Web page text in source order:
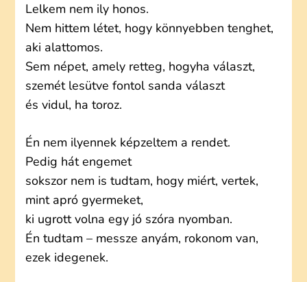
Lelkem nem ily honos.
Nem hittem létet, hogy könnyebben tenghet,
aki alattomos.
Sem népet, amely retteg, hogyha választ,
szemét lesütve fontol sanda választ
és vidul, ha toroz.
Én nem ilyennek képzeltem a rendet.
Pedig hát engemet
sokszor nem is tudtam, hogy miért, vertek,
mint apró gyermeket,
ki ugrott volna egy jó szóra nyomban.
Én tudtam – messze anyám, rokonom van,
ezek idegenek.